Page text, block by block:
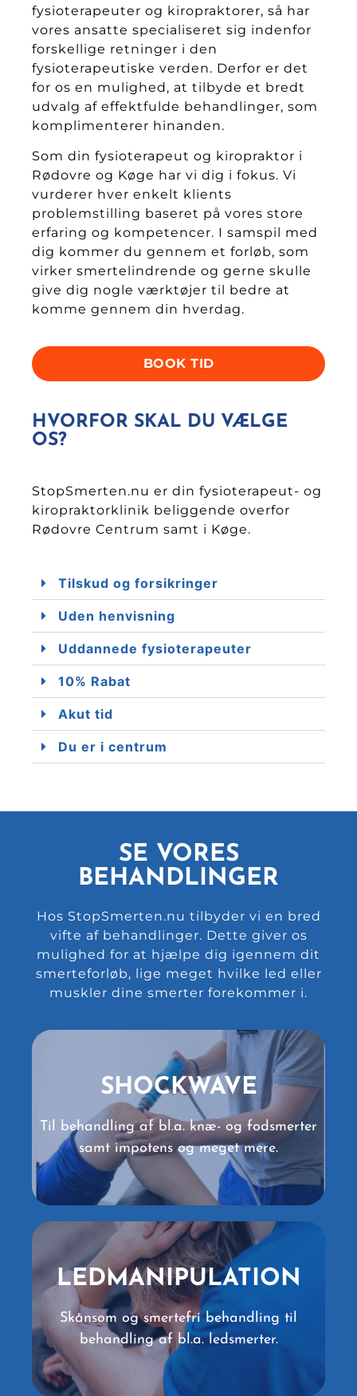
fysioterapeuter og kiropraktorer, så har
vores ansatte specialiseret sig indenfor
forskellige retninger i den
fysioterapeutiske verden. Derfor er det
for os en mulighed, at tilbyde et bredt
udvalg af effektfulde behandlinger, som
komplimenterer hinanden.
Som din fysioterapeut og kiropraktor i
Rødovre og Køge har vi dig i fokus. Vi
vurderer hver enkelt klients
problemstilling baseret på vores store
erfaring og kompetencer. I samspil med
dig kommer du gennem et forløb, som
virker smertelindrende og gerne skulle
give dig nogle værktøjer til bedre at
komme gennem din hverdag.
BOOK TID
HVORFOR SKAL DU VÆLGE
OS?
StopSmerten.nu er din fysioterapeut- og
kiropraktorklinik beliggende overfor
Rødovre Centrum samt i Køge.
Tilskud og forsikringer
Uden henvisning
Uddannede fysioterapeuter
10% Rabat
Akut tid
Du er i centrum
SE VORES
BEHANDLINGER
Hos StopSmerten.nu tilbyder vi en bred
vifte af behandlinger. Dette giver os
mulighed for at hjælpe dig igennem dit
smerteforløb, lige meget hvilke led eller
muskler dine smerter forekommer i.
SHOCKWAVE
Til behandling af bl.a. knæ- og fodsmerter
samt impotens og meget mere.
SHOCKWAVE
LÆS MERE
LED­MANIPULATION
Skånsom og smertefri behandling til
behandling af bl.a. ledsmerter.
LEDMANIPULATION
LÆS MERE